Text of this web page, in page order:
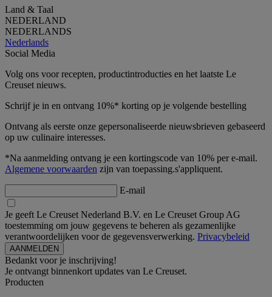
Land & Taal
NEDERLAND
NEDERLANDS
Nederlands
Social Media
Volg ons voor recepten, productintroducties en het laatste Le
Creuset nieuws.
Schrijf je in en ontvang 10%* korting op je volgende bestelling
Ontvang als eerste onze gepersonaliseerde nieuwsbrieven gebaseerd
op uw culinaire interesses.
*Na aanmelding ontvang je een kortingscode van 10% per e-mail.
Algemene voorwaarden zijn van toepassing.s'appliquent.
E-mail
Je geeft Le Creuset Nederland B.V. en Le Creuset Group AG
toestemming om jouw gegevens te beheren als gezamenlijke
verantwoordelijken voor de gegevensverwerking. Privacybeleid
Bedankt voor je inschrijving!
Je ontvangt binnenkort updates van Le Creuset.
Producten